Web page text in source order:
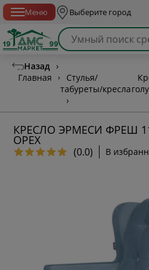
Меню Выберите город
Назад ›
Главная
›
Стулья/
табуреты/кресла
›
КРЕСЛО ЭРМЕСИ ФРЕШ
ОРЕХ
(0.0) В